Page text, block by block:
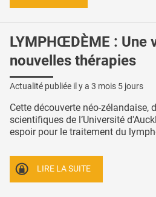
LYMPHŒDÈME : Une
nouvelles thérapies
Actualité publiée il y a 3 mois 5 jours
Cette découverte néo-zélandaise,
scientifiques de l’Université
espoir pour le traitement du
LIRE LA SUITE